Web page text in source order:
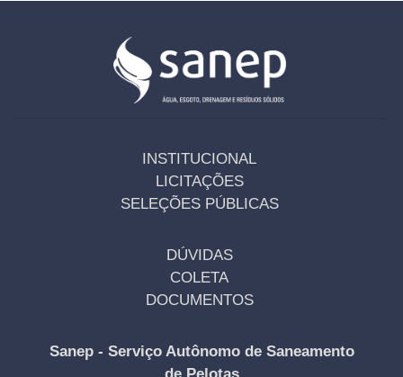
INSTITUCIONAL
LICITAÇÕES
SELEÇÕES PÚBLICAS
DÚVIDAS
COLETA
DOCUMENTOS
Sanep - Serviço Autônomo de Saneamento
de Pelotas